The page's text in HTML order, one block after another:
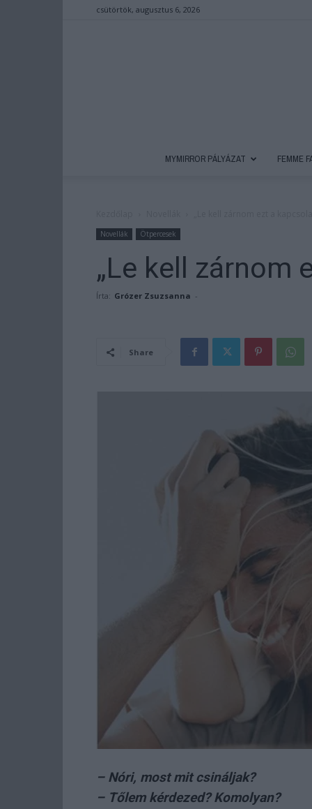
csütörtök, augusztus 6, 2026
MYMIRROR PÁLYÁZAT FEMME
Novellák Ötpercesek
„Le kell zárnom
Írta: Grózer Zsuzsanna -
Share
– Nóri, most mit csináljak?
– Tőlem kérdezed? Komolyan?